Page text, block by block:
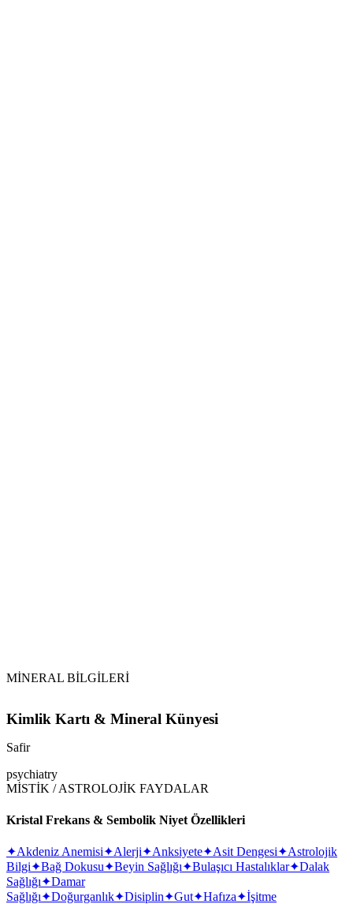
MİNERAL BİLGİLERİ
Kimlik Kartı & Mineral Künyesi
Safir
psychiatry
MİSTİK / ASTROLOJİK FAYDALAR
Kristal Frekans & Sembolik Niyet Özellikleri
✦Akdeniz Anemisi✦Alerji✦Anksiyete✦Asit Dengesi✦Astrolojik
Bilgi✦Bağ Dokusu✦Beyin Sağlığı✦Bulaşıcı Hastalıklar✦Dalak
Sağlığı✦Damar
Sağlığı✦Doğurganlık✦Disiplin✦Gut✦Hafıza✦İşitme